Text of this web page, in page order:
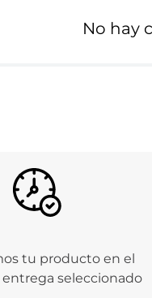
No hay
tu producto en el
seleccionado